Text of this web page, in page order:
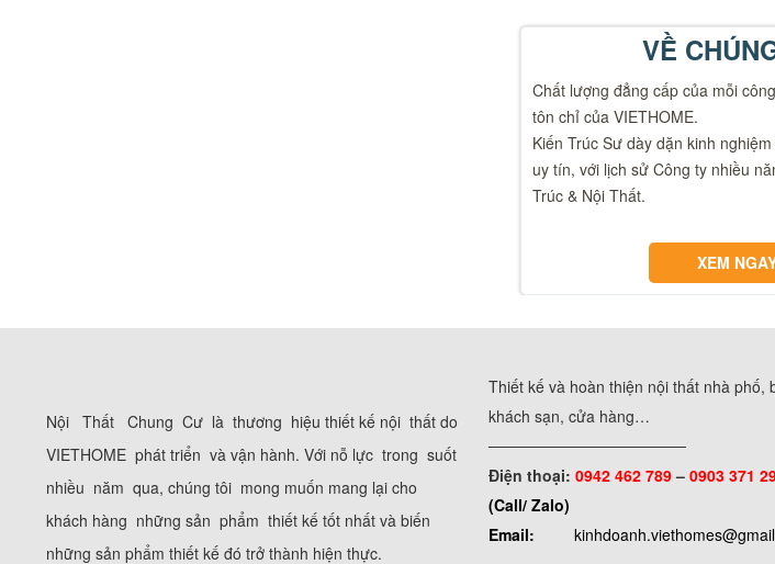
VỀ
Chất lượng đẳng cấp của mỗi
tôn chỉ của VIETHOME.
Kiến Trúc Sư dày dặn kinh
uy tín, với lịch sử Công ty nhiều
Trúc & Nội Thất.
XEM
Nội Thất Chung Cư là thương hiệu thiết kế nội thất do
VIETHOME phát triển và vận hành. Với nỗ lực trong suốt
nhiều năm qua, chúng tôi mong muốn mang lại cho
khách hàng những sản phẩm thiết kế tốt nhất và biến
những sản phẩm thiết kế đó trở thành hiện thực.
Thiết kế và hoàn thiện nội thất nhà
khách sạn, cửa hàng…
──────────────────
Điện thoại:0942 462 789–0903 371
(Call/ Zalo)
Email: